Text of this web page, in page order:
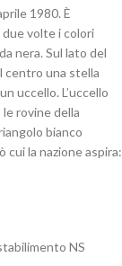
1980. È
volte i colori
nera. Sul lato del
centro una stella
uccello. L’uccello
rovine della
bianco
cui la nazione aspira:
NS